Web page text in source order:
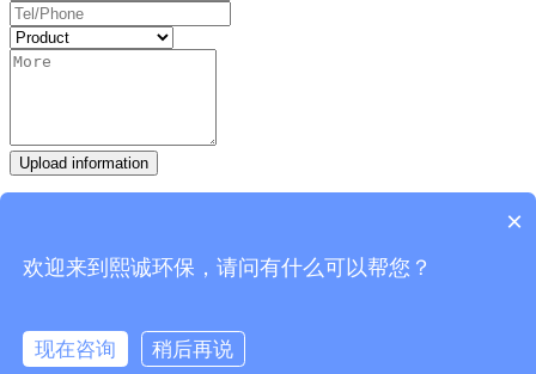
Upload information
FRQs Gas Treatments Devices
Pipeline Fittings
Laboratory Ductwork Systems
×
欢迎来到熙诚环保，请问有什么可以帮您？
现在咨询
稍后再说